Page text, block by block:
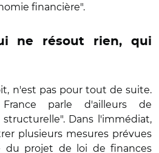
financière".
ne résout rien, qui
n'est pas pour tout de suite.
parle d'ailleurs de
Dans l'immédiat,
plusieurs mesures prévues
du projet de loi de finances